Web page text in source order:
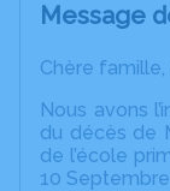
Message
Chère famille,
Nous avons
du décès de
de l’école
10 Septembre